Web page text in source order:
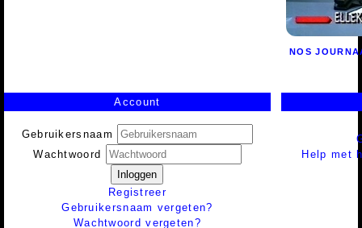
NOS
Account
Gebruikersnaam
Wachtwoord
Inloggen
Registreer
Gebruikersnaam vergeten?
Wachtwoord vergeten?
Help met